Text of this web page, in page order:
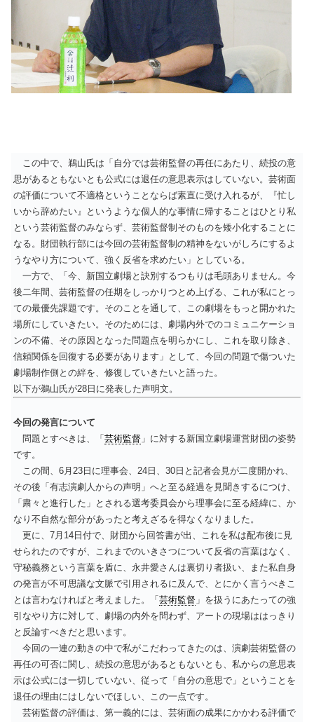
この中で、鵜山氏は「自分では芸術監督の再任にあたり、続投の意
思があるともないとも公式には退任の意思表示はしていない。芸術面
の評価について不適格ということならば素直に受け入れるが、『忙し
いから辞めたい』というような個人的な事情に帰することはひとり私
という芸術監督のみならず、芸術監督制そのものを矮小化することに
なる。財団執行部には今回の芸術監督制の精神をないがしろにするよ
うなやり方について、強く反省を求めたい」としている。
一方で、「今、新国立劇場と訣別するつもりは毛頭ありません。今
後二年間、芸術監督の任期をしっかりつとめ上げる、これが私にとっ
ての最優先課題です。そのことを通して、この劇場をもっと開かれた
場所にしていきたい。そのためには、劇場内外でのコミュニケーショ
ンの不備、その原因となった問題点を明らかにし、これを取り除き、
信頼関係を回復する必要があります」として、今回の問題で傷ついた
劇場制作側との絆を、修復していきたいと語った。
以下が鵜山氏が28日に発表した声明文。
今回の発言について
問題とすべきは、「 芸術監督 」に対する新国立劇場運営財団の姿勢
です。
この間、6月23日に理事会、24日、30日と記者会見が二度開かれ、
その後「有志演劇人からの声明」へと至る経過を見聞きするにつけ、
「粛々と進行した」とされる選考委員会から理事会に至る経緯に、か
なり不自然な部分があったと考えざるを得なくなりました。
更に、7月14日付で、財団から回答書が出、これを私は配布後に見
せられたのですが、これまでのいきさつについて反省の言葉はなく、
守秘義務という言葉を盾に、永井愛さんは裏切り者扱い、また私自身
の発言が不可思議な文脈で引用されるに及んで、とにかく言うべきこ
とは言わなければと考えました。「 芸術監督 」を扱うにあたっての強
引なやり方に対して、劇場の内外を問わず、アートの現場ははっきり
と反論すべきだと思います。
今回の一連の動きの中で私がこだわってきたのは、演劇芸術監督の
再任の可否に関し、続投の意思があるともないとも、私からの意思表
示は公式には一切していない、従って「自分の意思で」ということを
退任の理由にはしないでほしい、この一点です。
芸術監督の評価は、第一義的には、芸術面の成果にかかわる評価で